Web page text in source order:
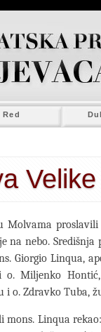
Red
proslavili
na nebo.
Giorgio Linqua,
o. Miljenko
o. Zdravko Tuba,
mons. Linqua